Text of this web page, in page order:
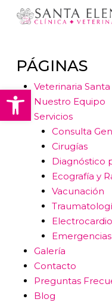
Abrir barra de
PÁGINAS
Veterinaria
Nuestro Equipo
Servicios
Consulta
Cirugías
Diagnóstico
Ecografía y
Vacunación
Emergencias
Galería
Contacto
Preguntas
Blog